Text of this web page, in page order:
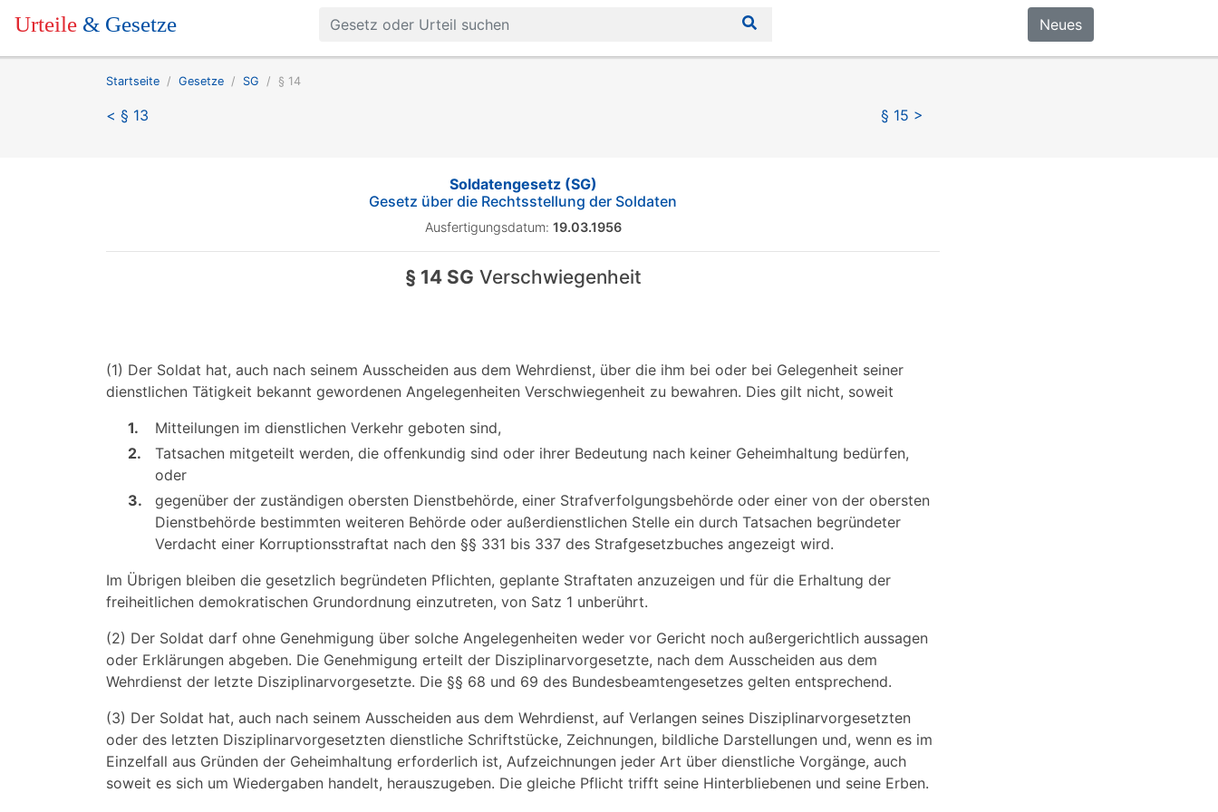
Urteile & Gesetze Neues
Startseite Gesetze SG § 14
< § 13 § 15 >
Soldatengesetz (SG)
Gesetz über die Rechtsstellung der Soldaten
Ausfertigungsdatum: 19.03.1956
§ 14 SG Verschwiegenheit
(1) Der Soldat hat, auch nach seinem Ausscheiden aus dem Wehrdienst, über die ihm bei oder bei Gelegenheit seiner
dienstlichen Tätigkeit bekannt gewordenen Angelegenheiten Verschwiegenheit zu bewahren. Dies gilt nicht, soweit
1.
Mitteilungen im dienstlichen Verkehr geboten sind,
2.
Tatsachen mitgeteilt werden, die offenkundig sind oder ihrer Bedeutung nach keiner Geheimhaltung bedürfen,
oder
3.
gegenüber der zuständigen obersten Dienstbehörde, einer Strafverfolgungsbehörde oder einer von der obersten
Dienstbehörde bestimmten weiteren Behörde oder außerdienstlichen Stelle ein durch Tatsachen begründeter
Verdacht einer Korruptionsstraftat nach den §§ 331 bis 337 des Strafgesetzbuches angezeigt wird.
Im Übrigen bleiben die gesetzlich begründeten Pflichten, geplante Straftaten anzuzeigen und für die Erhaltung der
freiheitlichen demokratischen Grundordnung einzutreten, von Satz 1 unberührt.
(2) Der Soldat darf ohne Genehmigung über solche Angelegenheiten weder vor Gericht noch außergerichtlich aussagen
oder Erklärungen abgeben. Die Genehmigung erteilt der Disziplinarvorgesetzte, nach dem Ausscheiden aus dem
Wehrdienst der letzte Disziplinarvorgesetzte. Die §§ 68 und 69 des Bundesbeamtengesetzes gelten entsprechend.
(3) Der Soldat hat, auch nach seinem Ausscheiden aus dem Wehrdienst, auf Verlangen seines Disziplinarvorgesetzten
oder des letzten Disziplinarvorgesetzten dienstliche Schriftstücke, Zeichnungen, bildliche Darstellungen und, wenn es im
Einzelfall aus Gründen der Geheimhaltung erforderlich ist, Aufzeichnungen jeder Art über dienstliche Vorgänge, auch
soweit es sich um Wiedergaben handelt, herauszugeben. Die gleiche Pflicht trifft seine Hinterbliebenen und seine Erben.